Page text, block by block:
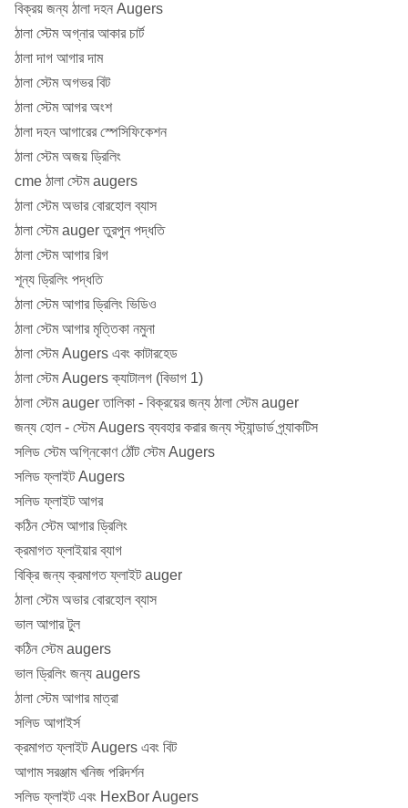
বিক্রয় জন্য ঠালা দহন Augers
ঠালা স্টেম অগ্নার আকার চার্ট
ঠালা দাগ আগার দাম
ঠালা স্টেম অগভর বিট
ঠালা স্টেম আগর অংশ
ঠালা দহন আগারের স্পেসিফিকেশন
ঠালা স্টেম অজয় ​​ড্রিলিং
cme ঠালা স্টেম augers
ঠালা স্টেম অভার বোরহোল ব্যাস
ঠালা স্টেম auger তুরপুন পদ্ধতি
ঠালা স্টেম আগার রিগ
শূন্য ড্রিলিং পদ্ধতি
ঠালা স্টেম আগার ড্রিলিং ভিডিও
ঠালা স্টেম আগার মৃত্তিকা নমুনা
ঠালা স্টেম Augers এবং কাটারহেড
ঠালা স্টেম Augers ক্যাটালগ (বিভাগ 1)
ঠালা স্টেম auger তালিকা - বিক্রয়ের জন্য ঠালা স্টেম auger
জন্য হোল - স্টেম Augers ব্যবহার করার জন্য স্ট্যান্ডার্ড প্র্যাকটিস
সলিড স্টেম অগ্নিকোণ ঠোঁট স্টেম Augers
সলিড ফ্লাইট Augers
সলিড ফ্লাইট আগর
কঠিন স্টেম আগার ড্রিলিং
ক্রমাগত ফ্লাইয়ার ব্যাগ
বিক্রি জন্য ক্রমাগত ফ্লাইট auger
ঠালা স্টেম অভার বোরহোল ব্যাস
ভাল আগার টুল
কঠিন স্টেম augers
ভাল ড্রিলিং জন্য augers
ঠালা স্টেম আগার মাত্রা
সলিড আগাইর্স
ক্রমাগত ফ্লাইট Augers এবং বিট
আগাম সরঞ্জাম খনিজ পরিদর্শন
সলিড ফ্লাইট এবং HexBor Augers